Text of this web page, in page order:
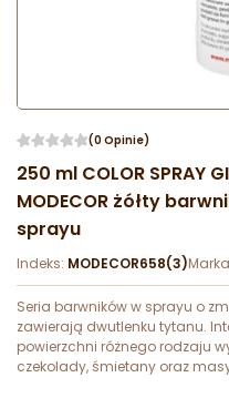
(0 Opinie)
250 ml COLOR SPRAY
MODECOR żółty
sprayu
Indeks: MODECOR658(3)
Seria barwników w sprayu o
zawierają dwutlenku tytanu.
powierzchni różnego rodzaju
czekolady, śmietany oraz